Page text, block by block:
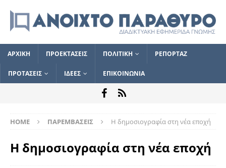
ΑΡΧΙΚΗ ΠΡΟΕΚΤΑΣΕΙΣ ΠΟΛΙΤΙΚΗ ΡΕΠΟΡΤΑΖ
ΠΡΟΤΑΣΕΙΣ ΙΔΕΕΣ ΕΠΙΚΟΙΝΩΝΙΑ
HOME ΠΑΡΕΜΒΑΣΕΙΣ Η δημοσιογραφία στη νέα εποχή
Η δημοσιογραφία στη νέα εποχή